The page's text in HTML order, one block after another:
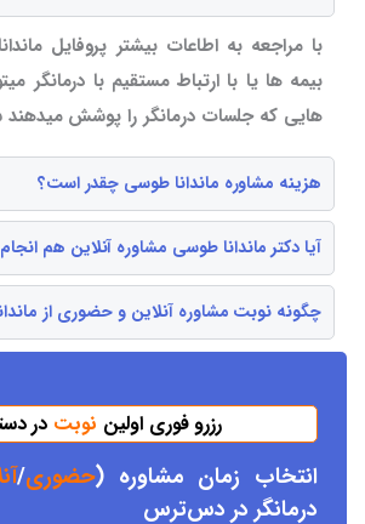
با مراجعه به اطاعات بیشتر پروفایل
بیمه ها یا با ارتباط مستقیم با درمانگر
هایی که جلسات درمانگر را پوشش میدهند
هزینه مشاوره ماندانا طوسی چقدر است؟
آیا دکتر ماندانا طوسی مشاوره آنلاین هم
چگونه نوبت مشاوره آنلاین و حضوری از
رزرو فوری اولین نوبت در
انتخاب زمان مشاوره (حضوری/
درمانگر در دسترس